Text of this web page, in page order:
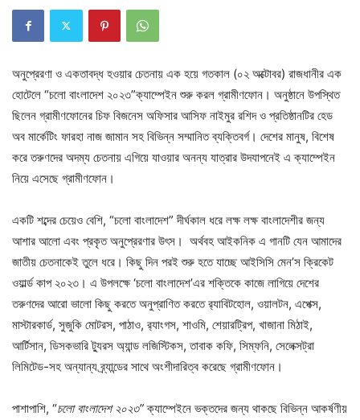
অনুপ্রেরণা ও একতাবদ্ধ হওয়ার চেতনায় এক হয়ে গতকাল (০২ অক্টোবর) রাজধানীর এক
হোটেলে “চলো বাংলাদেশ ২০২৩”ক্যাম্পেইন শুরু করল গ্রামীণফোন। অনুষ্ঠানে উপস্থিত
ছিলেন গ্রামীণফোনের চিফ বিজনেস অফিসার আসিফ নাইমুর রশিদ ও প্রতিষ্ঠানটির হেড
অব মার্কেটিং ফারহা নাজ জামান সহ বিভিন্ন সম্মানিত ব্যক্তিবর্গ। দেশের মানুষ, বিশেষ
করে তরুণদের অদম্য চেতনায় এগিয়ে যাওয়ার অনন্য যাত্রার উদযাপনেই এ ক্যাম্পেইন
নিয়ে এসেছে গ্রামীণফোন।
একটি শব্দের চেয়েও বেশি, “চলো বাংলাদেশ” দীর্ঘকাল ধরে লক্ষ লক্ষ বাংলাদেশীর জন্য
আশার আলো এবং প্রকৃত অনুপ্রেরণার উৎস। অর্থবহ আইকনিক এ গানটি যেন আমাদের
জাতীয় চেতনাকেই তুলে ধরে। কিছু দিন পরই শুরু হতে যাচ্ছে আইসিসি মেন’স ক্রিকেট
ওয়ার্ল্ড কাপ ২০২৩। এ উপলক্ষে ‘চলো বাংলাদেশ’এর শক্তিকে কাজে লাগিয়ে দেশের
তরুণদের আরো ভালো কিছু করতে অনুপ্রাণিত করতে র‍্যাবিটহোল, ওয়ালটন, এপেক্স,
মাস্টারকার্ড, সুজুকি মোটরস, পাঠাও, র‍্যাংগস, শাওমি, শেয়ারট্রিপ, খাজানা মিঠাই,
আর্টিসান, ডিসকভারি ট্যুরস অ্যান্ড লজিস্টিকস, তাবাক কফি, সিম্ফনি, সেলেক্সট্রা
লিমিটেড-সহ অন্যান্য ব্র্যান্ডের সাথে অংশীদারিত্ব করেছে গ্রামীণফোন।
পাশাপাশি, “চলো বাংলাদেশ ২০২৩”ক্যাম্পেইনে ভক্তদের জন্য থাকছে বিভিন্ন আকর্ষণীয়